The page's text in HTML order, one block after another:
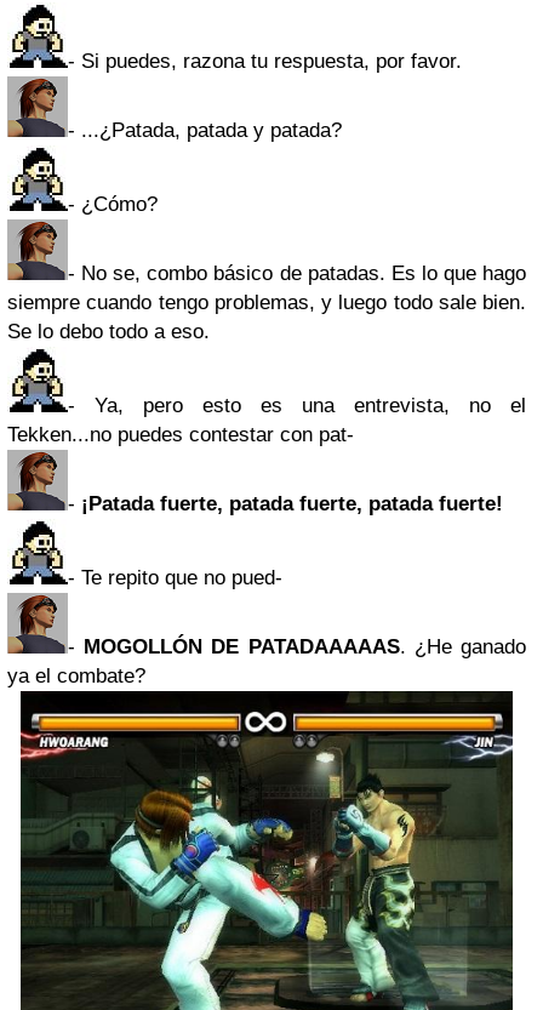
- Si puedes, razona tu respuesta, por favor.
- ...¿Patada, patada y patada?
- ¿Cómo?
- No se, combo básico de patadas. Es lo que hago
siempre cuando tengo problemas, y luego todo sale bien.
Se lo debo todo a eso.
- Ya, pero esto es una entrevista, no el
Tekken...no puedes contestar con pat-
- ¡Patada fuerte, patada fuerte, patada fuerte!
- Te repito que no pued-
- MOGOLLÓN DE PATADAAAAAS. ¿He ganado
ya el combate?